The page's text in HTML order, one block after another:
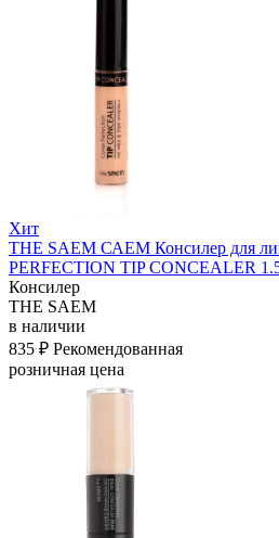
Хит
THE SAEM САЕМ Консилер для
PERFECTION TIP CONCEALER
Консилер
THE SAEM
в наличии
835 ₽ Рекомендованная
розничная цена